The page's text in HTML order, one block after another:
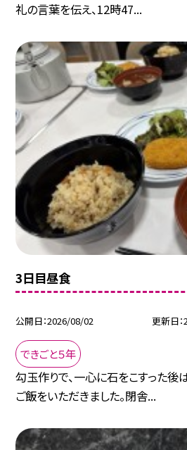
礼の言葉を伝え、12時47...
3日目昼食
公開日 2026/08/02 更新日
できごと５年
勾玉作りで、一心に石をこすった後
ご飯をいただきました。閉舎...